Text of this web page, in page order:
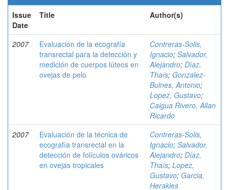
Issue
Date
Title Author(s)
2007
Evaluación de la ecografía
transrectal para la detección y
medición de cuerpos lúteos en
ovejas de pelo
Contreras-Solis,
Ignacio; Salvador,
Alejandro; Díaz,
Thaís; Gonzalez-
Bulnes, Antonio;
Lopez, Gustavo;
Caigua Rivero, Allan
Ricardo
2007
Evaluación de la técnica de
ecografía transrectal en la
detección de folículos ováricos
en ovejas tropicales
Contreras-Solis,
Ignacio; Salvador,
Alejandro; Díaz,
Thaís; Lopez,
Gustavo; Garcia,
Herakles